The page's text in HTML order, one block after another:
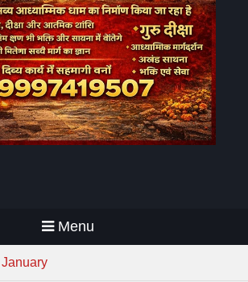
Menu
January